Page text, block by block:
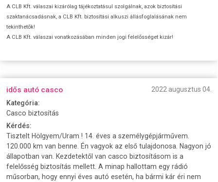
A CLB Kft. válaszai kizárólag tájékoztatásul szolgálnak, azok biztosítási
szaktanácsadásnak, a CLB Kft. biztosítási alkuszi állásfoglalásának nem
tekinthetők!
A CLB Kft. válaszai vonatkozásában minden jogi felelősséget kizár!
idős autó casco
2022 augusztus 04.
Kategória:
Casco biztosítás
Kérdés:
Tisztelt Hölgyem/Uram ! 14. éves a személygépjárművem.
120.000 km van benne. Én vagyok az első tulajdonosa. Nagyon jó
állapotban van. Kezdetektől van casco biztosításom is a
felelősség biztosítás mellett. A minap hallottam egy rádió
műsorban, hogy ennyi éves autó esetén, ha bármi kár éri nem